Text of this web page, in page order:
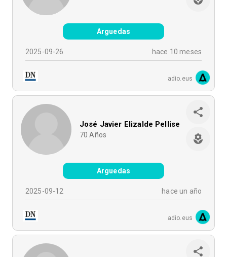
Arguedas
2025-09-26 hace 10 meses
adio.eus
José Javier Elizalde Pellise
70 Años
Arguedas
2025-09-12 hace un año
adio.eus